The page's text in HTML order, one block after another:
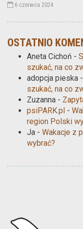
6 czerwca 2024
OSTATNIO
Aneta Cichoń -
szukać, na co
adopcja pieska -
szukać, na co
Zuzanna -
psiPARK.pl -
region Polski
Ja - Wakacje z
wybrać?